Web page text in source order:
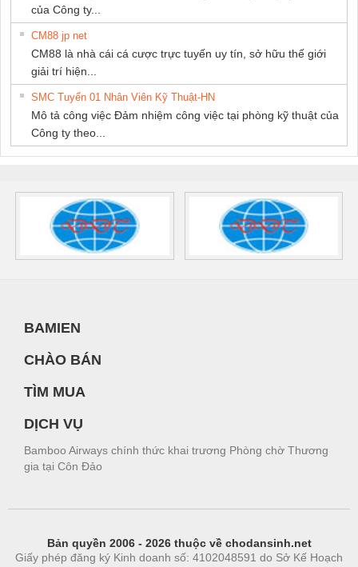
của Công ty...
CM88 jp net
CM88 là nhà cái cá cược trực tuyến uy tín, sở hữu thế giới
giải trí hiện...
SMC Tuyển 01 Nhân Viên Kỹ Thuật-HN
Mô tả công việc Đảm nhiệm công việc tại phòng kỹ thuật của
Công ty theo...
BAMIEN
CHÀO BÁN
TÌM MUA
DỊCH VỤ
Bamboo Airways chính thức khai trương Phòng chờ Thương
gia tại Côn Đảo
Bản quyền 2006 - 2026 thuộc về chodansinh.net
Giấy phép đăng ký Kinh doanh số: 4102048591 do Sở Kế Hoạch